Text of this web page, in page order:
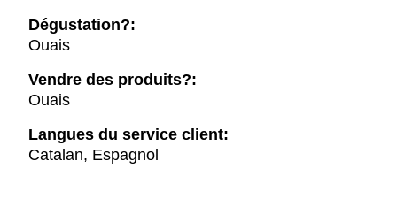
Dégustation?:
Ouais
Vendre des produits?:
Ouais
Langues du service client:
Catalan, Espagnol